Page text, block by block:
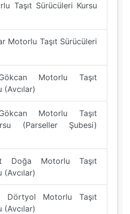
Taşıt Sürücüleri Kursu
Motorlu Taşıt Sürücüleri
Motorlu Taşıt
(Avcılar)
Motorlu Taşıt
(Parseller Şubesi)
Doğa Motorlu Taşıt
(Avcılar)
Dörtyol Motorlu Taşıt
(Avcılar)